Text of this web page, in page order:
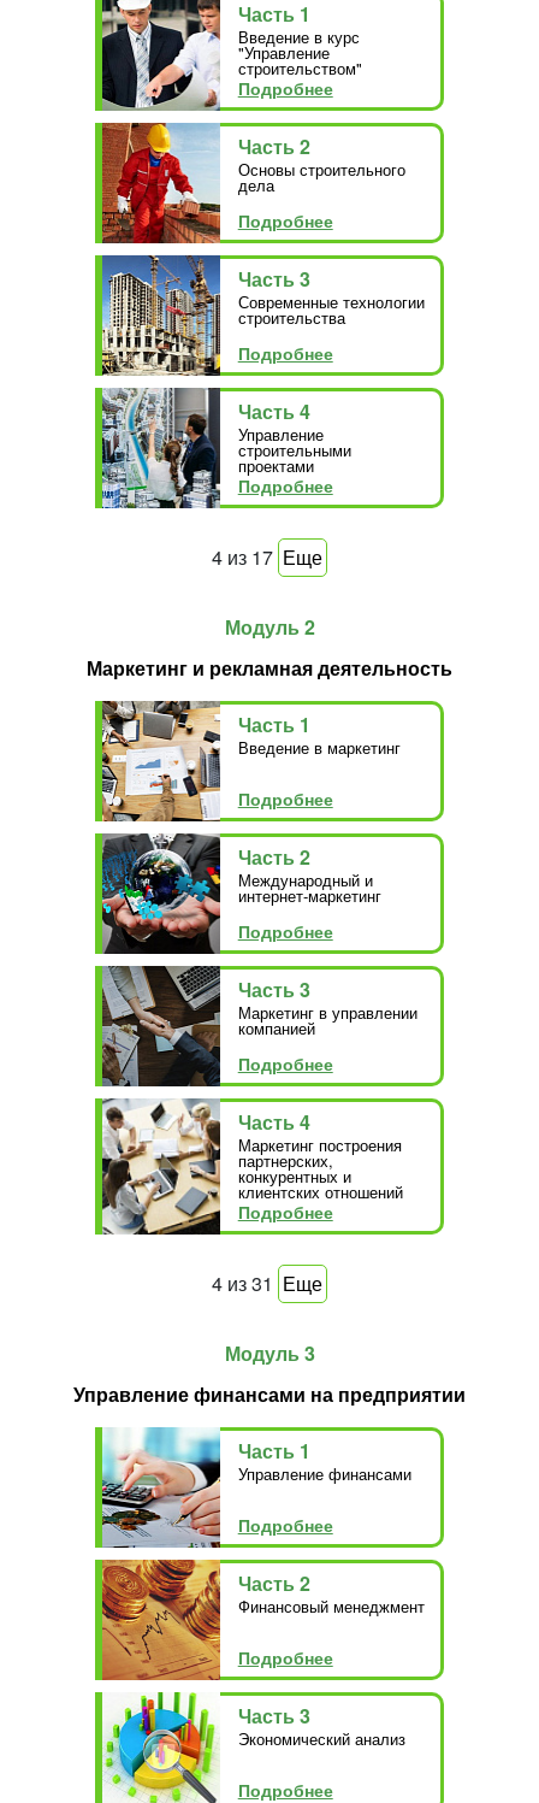
Часть 1
Введение в курс
"Управление
строительством"
Подробнее
Часть 2
Основы строительного
дела
Подробнее
Часть 3
Современные технологии
строительства
Подробнее
Часть 4
Управление
строительными
проектами
Подробнее
4 из 17 Еще
Модуль 2
Маркетинг и рекламная деятельность
Часть 1
Введение в маркетинг
Подробнее
Часть 2
Международный и
интернет-маркетинг
Подробнее
Часть 3
Маркетинг в управлении
компанией
Подробнее
Часть 4
Маркетинг построения
партнерских,
конкурентных и
клиентских отношений
Подробнее
4 из31 Еще
Модуль 3
Управление финансами на предприятии
Часть 1
Управление финансами
Подробнее
Часть 2
Финансовый менеджмент
Подробнее
Часть 3
Экономический анализ
Подробнее